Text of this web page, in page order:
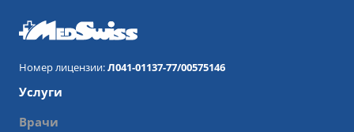
Номер лицензии:Л041-01137-77/00575146
Услуги
Врачи